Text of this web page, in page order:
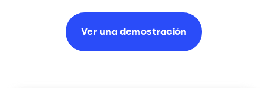
Ver una demostración